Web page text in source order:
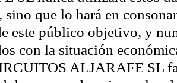
sino que lo hará en
este público objetivo, y
con la situación
ALJARAFE SL